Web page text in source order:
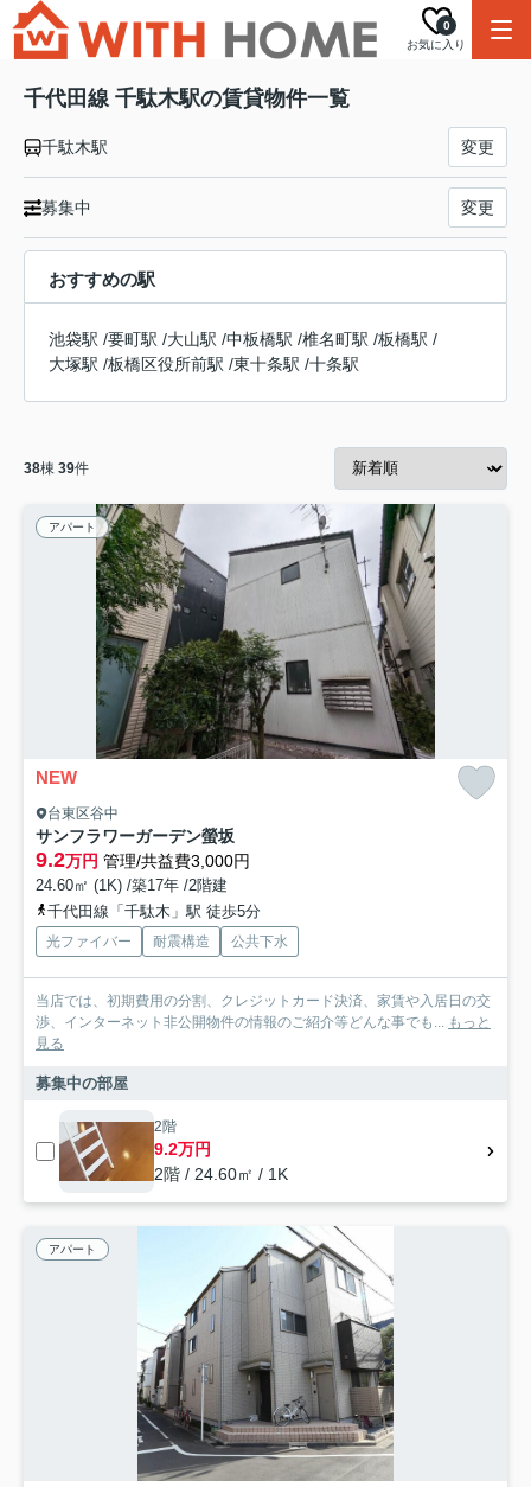
お気に入り
0
千代田線 千駄木駅の賃貸物件一覧
千駄木駅 変更
募集中 変更
おすすめの駅
池袋駅 /要町駅 /大山駅 /中板橋駅 /椎名町駅 /板橋駅 /
大塚駅 /板橋区役所前駅 /東十条駅 /十条駅
38棟 39件
アパート
NEW
台東区谷中
サンフラワーガーデン螢坂
9.2万円 管理/共益費3,000円
24.60㎡ (1K) /築17年 /2階建
千代田線「千駄木」駅 徒歩5分
光ファイバー 耐震構造 公共下水
当店では、初期費用の分割、クレジットカード決済、家賃や入居日の交
渉、インターネット非公開物件の情報のご紹介等どんな事でも... もっと
見る
募集中の部屋
2階
9.2万円
2階 / 24.60㎡ / 1K
アパート